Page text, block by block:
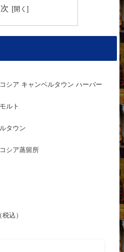
シア キャンベルタウン ハーバー
ルト
タウン
シア蒸留所
込）